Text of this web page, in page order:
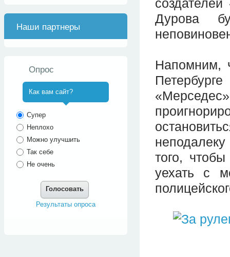
Дурова
Напомним,
того,
уехать с
Наши партнеры
Опрос
Как вам сайт?
Супер
Неплохо
Можно улучшить
Так себе
Не очень
Голосовать
Результаты опроса